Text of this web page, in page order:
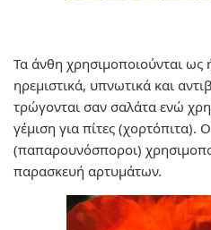
Τα άνθη χρησιμοποιούνται ως
ηρεμιστικά, υπνωτικά και
τρώγονται σαν σαλάτα ενώ
γέμιση για πίτες (χορτόπιτα).
(παπαρουνόσποροι)
παρασκευή αρτυμάτων.